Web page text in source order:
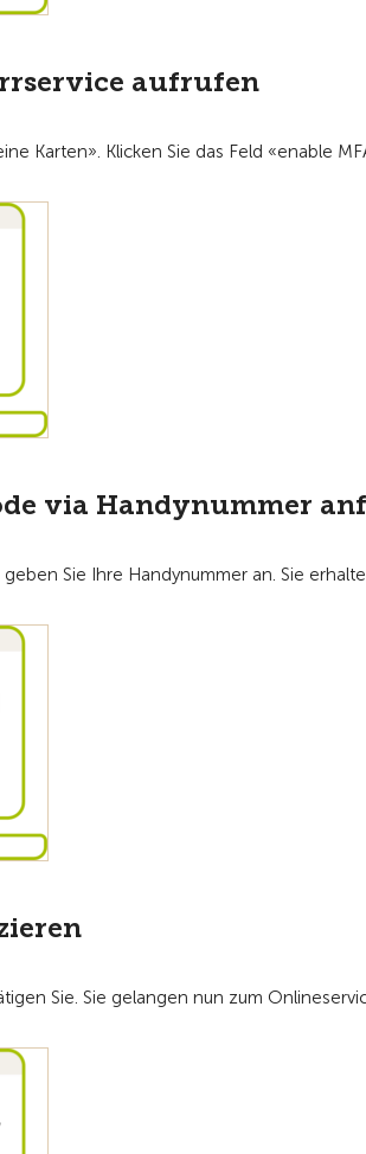
aufrufen
Karten». Klicken Sie das Feld «enable
via Handynummer
Sie Ihre Handynummer an. Sie
Sie. Sie gelangen nun zum